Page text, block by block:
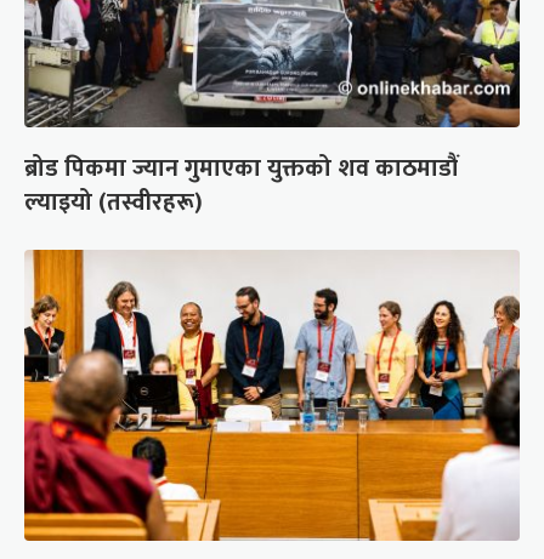
ब्रोड पिकमा ज्यान गुमाएका युक्तको शव काठमाडौं
ल्याइयो (तस्वीरहरू)